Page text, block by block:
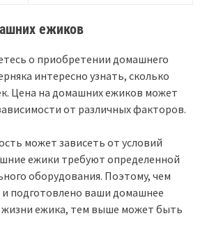
ежиков
о приобретении домашнего
интересно узнать, сколько
Цена на домашних ежиков может
от различных факторов.
может зависеть от условий
ежики требуют определенной
оборудования. Поэтому, чем
и подготовлено ваши домашнее
жизни ежика, тем выше может быть